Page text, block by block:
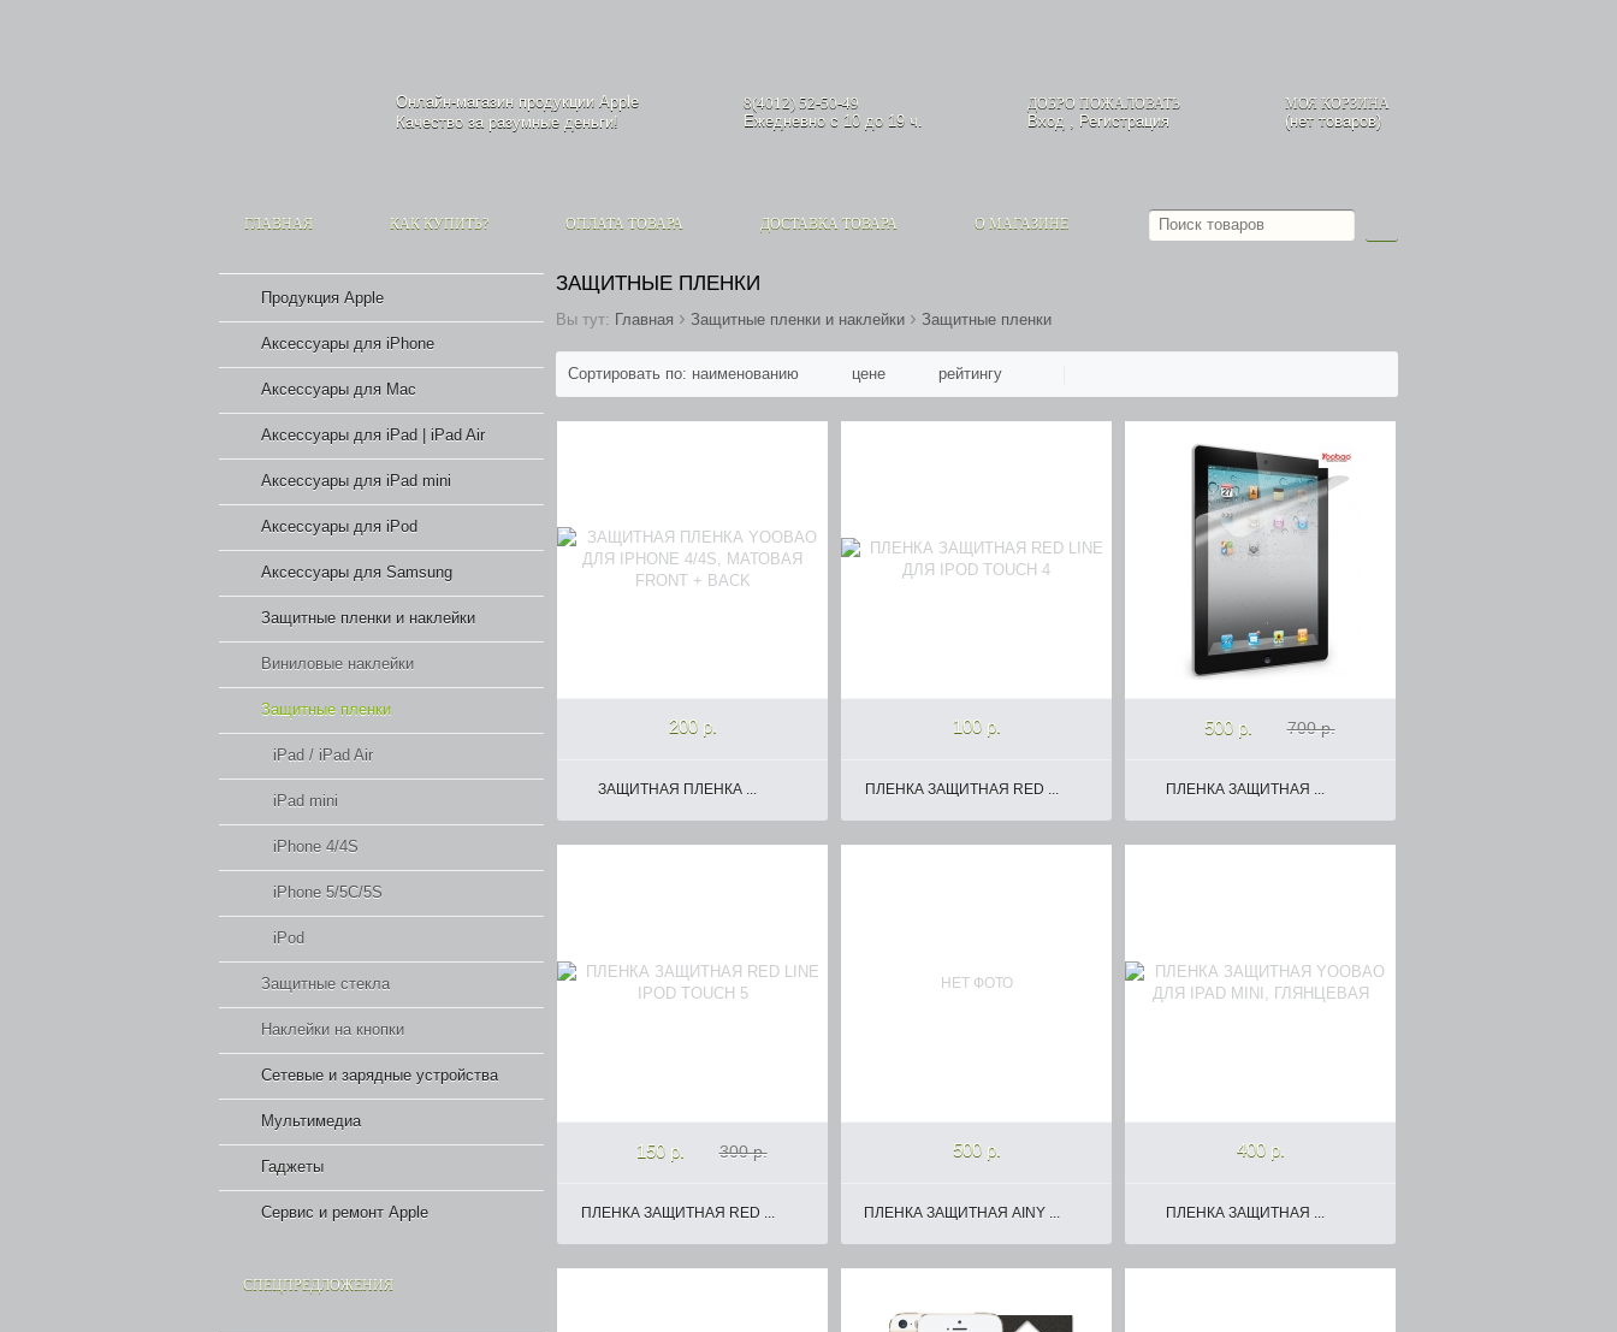
Онлайн-магазин продукции Apple
Качество за разумные деньги!
8(4012) 52-50-49
Ежедневно с 10 до 19 ч.
ДОБРО ПОЖАЛОВАТЬ
Вход , Регистрация
МОЯ КОРЗИНА
(нет товаров)
ГЛАВНАЯ КАК КУПИТЬ? ОПЛАТА ТОВАРА ДОСТАВКА ТОВАРА О МАГАЗИНЕ
ЗАЩИТНЫЕ ПЛЕНКИ
Вы тут: Главная › Защитные пленки и наклейки › Защитные пленки
Сортировать по: наименованию цене рейтингу
200 р.
ЗАЩИТНАЯ ПЛЕНКА ...
100 р.
ПЛЕНКА ЗАЩИТНАЯ RED ...
500 р. 700 р.
ПЛЕНКА ЗАЩИТНАЯ ...
150 р. 300 р.
ПЛЕНКА ЗАЩИТНАЯ RED ...
НЕТ ФОТО
500 р.
ПЛЕНКА ЗАЩИТНАЯ AINY ...
400 р.
ПЛЕНКА ЗАЩИТНАЯ ...
Продукция Apple
Аксессуары для iPhone
Аксессуары для Mac
Аксессуары для iPad | iPad Air
Аксессуары для iPad mini
Аксессуары для iPod
Аксессуары для Samsung
Защитные пленки и наклейки
Виниловые наклейки
Защитные пленки
iPad / iPad Air
iPad mini
iPhone 4/4S
iPhone 5/5C/5S
iPod
Защитные стекла
Наклейки на кнопки
Сетевые и зарядные устройства
Мультимедиа
Гаджеты
Сервис и ремонт Apple
СПЕЦПРЕДЛОЖЕНИЯ